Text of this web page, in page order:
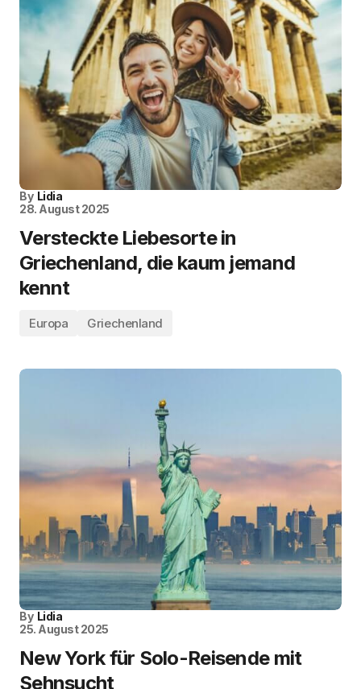
By Lidia
28. August 2025
Versteckte Liebesorte in
Griechenland, die kaum jemand
kennt
Europa Griechenland
By Lidia
25. August 2025
New York für Solo-Reisende mit
Sehnsucht